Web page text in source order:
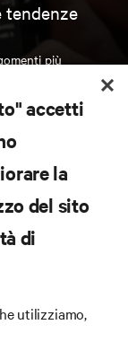
più
accetti
la
del sito
di
utilizziamo,